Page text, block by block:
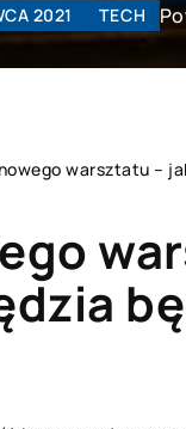
2021 TECH
warsztatu –
FINANSE